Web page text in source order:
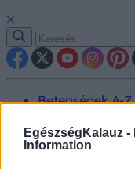
EgészségKalauz -
Information
Betegségek A-Z
Vizsgálat
Kezelés